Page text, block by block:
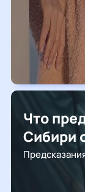
Что
Сибири